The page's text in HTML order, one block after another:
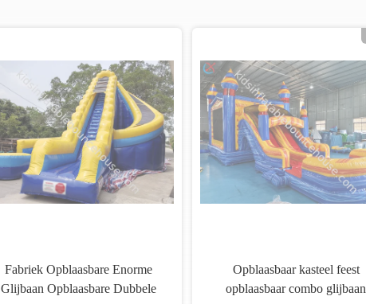
Fabriek Opblaasbare Enorme
Glijbaan Opblaasbare Dubbele
Opblaasbaar kasteel feest
opblaasbaar combo glijbaan